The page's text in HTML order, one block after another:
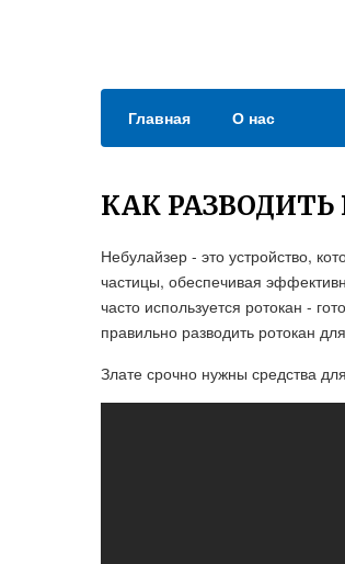
Главная О нас
КАК
Небулайзер - это устройство,
частицы, обеспечивая
часто используется ротокан -
правильно разводить ротокан
Злате срочно нужны средства